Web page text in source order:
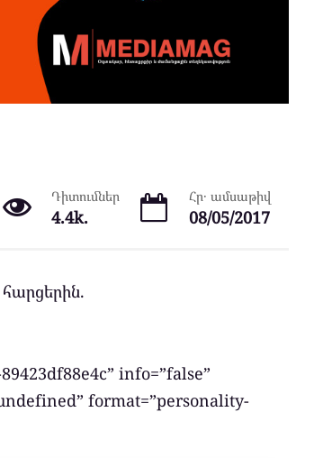
Դիտումներ
4.4k.
Հր․ ամսաթիվ
08/05/2017
info=”false”
format=”personality-